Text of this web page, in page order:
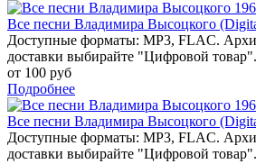
Все песни Владимира Высоцкого
Доступные форматы: MP3, FLAC.
доставки выбирайте "Цифровой
от 100 руб
Подробнее
Все песни Владимира Высоцкого
Доступные форматы: MP3, FLAC.
доставки выбирайте "Цифровой